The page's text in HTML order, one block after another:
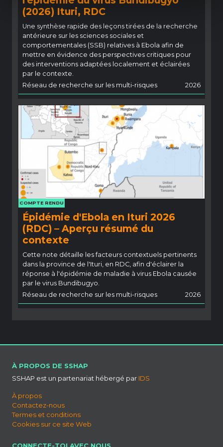
(2026) Ituri, RDC
Une synthèse rapide des leçons tirées de la recherche
antérieure sur les sciences sociales et
comportementales (SSB) relatives à Ebola afin de
mettre en évidence des perspectives critiques pour
des interventions adaptées localement et éclairées
par le contexte.
Réseau de recherche sur les multi-risques
2026
COMPTE RENDU
Épidémie d'Ebola en Ituri 2026
(RDC) – Aperçu résumé du
contexte
Cette note détaille les facteurs contextuels pertinents
dans la province de l'Ituri, en RDC, afin d'éclairer la
réponse à l'épidémie de maladie à virus Ebola causée
par le virus Bundibugyo.
Réseau de recherche sur les multi-risques
2026
À PROPOS DE SSHAP
SSHAP est un partenariat hébergé par IDS
À propos
Contactez-nous
Termes et conditions
Cookies sur ce site Web
CONNECTE-TOI AVEC NOUS